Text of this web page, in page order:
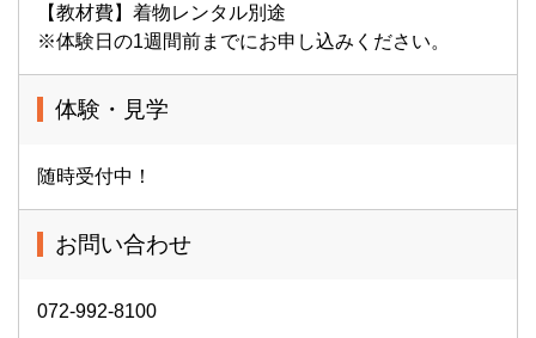
【教材費】着物レンタル別途
※体験日の1週間前までにお申し込みください。
体験・見学
随時受付中！
お問い合わせ
072-992-8100